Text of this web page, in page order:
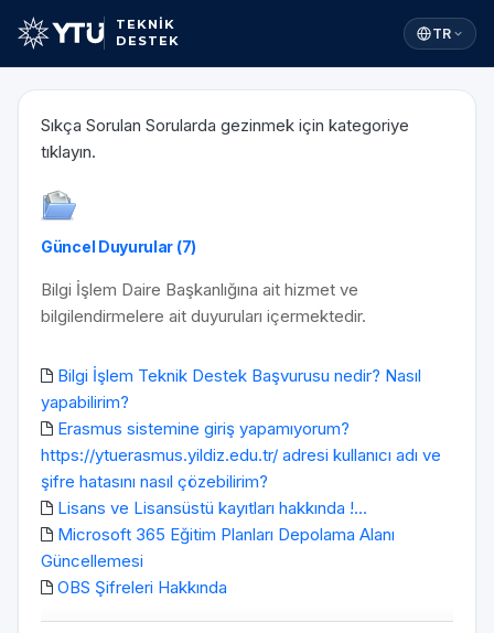
TEKNİK
DESTEK
TR
Sıkça Sorulan Sorularda gezinmek için kategoriye
tıklayın.
Güncel Duyurular (7)
Bilgi İşlem Daire Başkanlığına ait hizmet ve
bilgilendirmelere ait duyuruları içermektedir.
Bilgi İşlem Teknik Destek Başvurusu nedir? Nasıl
yapabilirim?
Erasmus sistemine giriş yapamıyorum?
https://ytuerasmus.yildiz.edu.tr/ adresi kullanıcı adı ve
şifre hatasını nasıl çözebilirim?
Lisans ve Lisansüstü kayıtları hakkında !...
Microsoft 365 Eğitim Planları Depolama Alanı
Güncellemesi
OBS Şifreleri Hakkında